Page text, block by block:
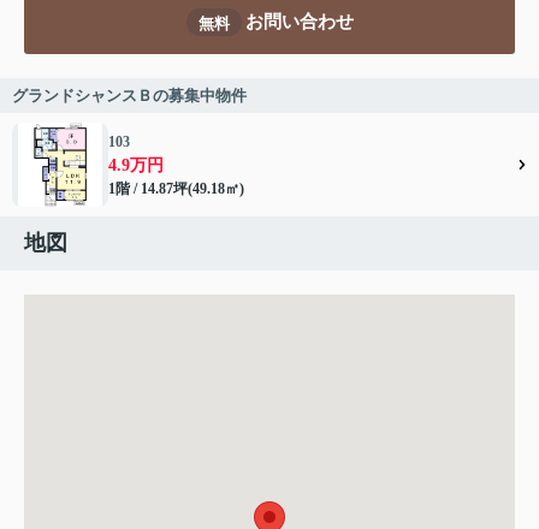
無料 お問い合わせ
グランドシャンスＢの募集中物件
103
4.9万円
1階 / 14.87坪(49.18㎡)
地図